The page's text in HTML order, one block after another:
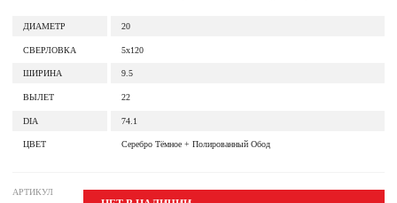
ДИАМЕТР 20
СВЕРЛОВКА 5x120
ШИРИНА 9.5
ВЫЛЕТ 22
DIA 74.1
ЦВЕТ Серебро Тёмное + Полированный Обод
АРТИКУЛ